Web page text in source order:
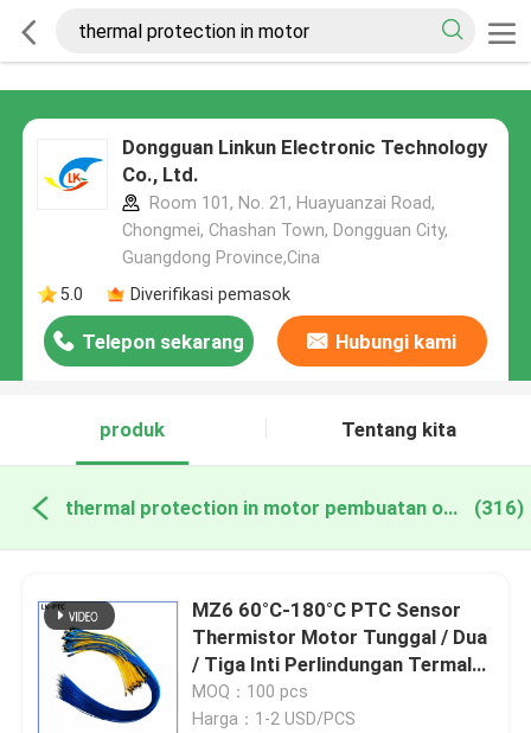
Dongguan Linkun Electronic Technology
Co., Ltd.
Room 101, No. 21, Huayuanzai Road,
Chongmei, Chashan Town, Dongguan City,
Guangdong Province,Cina
5.0
Diverifikasi pemasok
Telepon sekarang Hubungi kami
produk Tentang kita
thermal protection in motor pembuatan online (316)
MZ6 60°C-180°C PTC Sensor
Thermistor Motor Tunggal / Dua
/ Tiga Inti Perlindungan Termal
Khusus
MOQ：100 pcs
Harga：1-2 USD/PCS